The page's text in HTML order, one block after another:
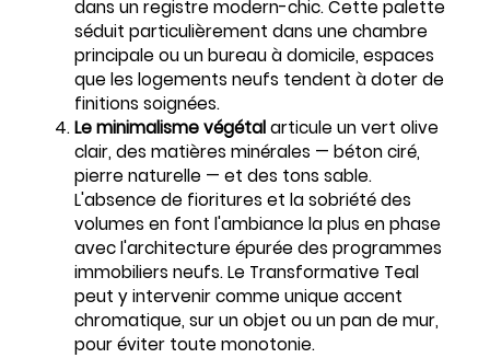
dans un registre modern-chic. Cette palette
séduit particulièrement dans une chambre
principale ou un bureau à domicile, espaces
que les logements neufs tendent à doter de
finitions soignées.
Le minimalisme végétalarticule un vert olive
clair, des matières minérales — béton ciré,
pierre naturelle — et des tons sable.
L'absence de fioritures et la sobriété des
volumes en font l'ambiance la plus en phase
avec l'architecture épurée des programmes
immobiliers neufs. Le Transformative Teal
peut y intervenir comme unique accent
chromatique, sur un objet ou un pan de mur,
pour éviter toute monotonie.